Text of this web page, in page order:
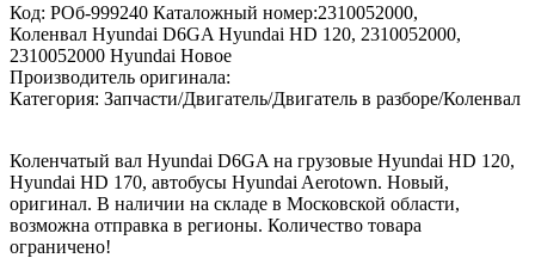
Код: РОб-999240 Каталожный номер:2310052000,
Коленвал Hyundai D6GA Hyundai HD 120, 2310052000,
2310052000 Hyundai Новое
Производитель оригинала:
Категория: Запчасти/Двигатель/Двигатель в разборе/Коленвал
Коленчатый вал Hyundai D6GA на грузовые Hyundai HD 120,
Hyundai HD 170, автобусы Hyundai Aerotown. Новый,
оригинал. В наличии на складе в Московской области,
возможна отправка в регионы. Количество товара
ограничено!